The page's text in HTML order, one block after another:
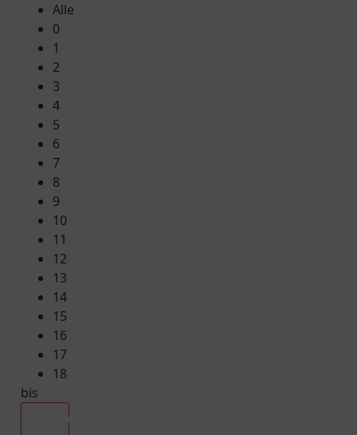
Alle
0
1
2
3
4
5
6
7
8
9
10
11
12
13
14
15
16
17
18
bis